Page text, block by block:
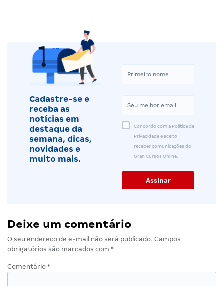
Cadastre-se e
receba as
notícias em
destaque da
semana, dicas,
novidades e
muito mais.
Concordo com a Política de
Privacidade e aceito
receber comunicações do
Gran Cursos Online.
Deixe um comentário
O seu endereço de e-mail não será publicado. Campos
obrigatórios são marcados com *
Comentário *